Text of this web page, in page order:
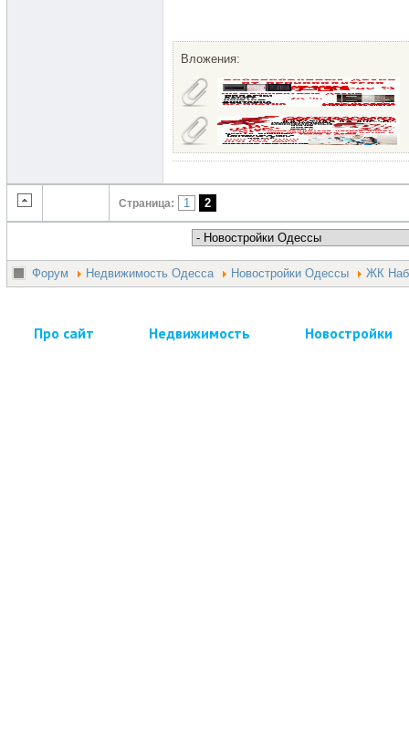
Вложения:
Страница: 1 2
Форум Недвижимость Одесса Новостройки Одессы ЖК
Про сайт Недвижимость Новостройки